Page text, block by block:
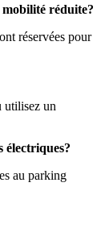
réduite?
réservées pour
utilisez un
électriques?
au parking